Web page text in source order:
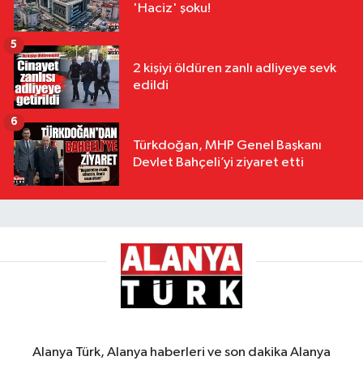
'Haciz' şoku!
2 kişiyi öldüren zanlı adliyeye sevk
edildi
5
Türkdoğan, MHP Genel Başkanı
Devlet Bahçeli’yi ziyaret etti
6
Alanya Türk, Alanya haberleri ve son dakika Alanya